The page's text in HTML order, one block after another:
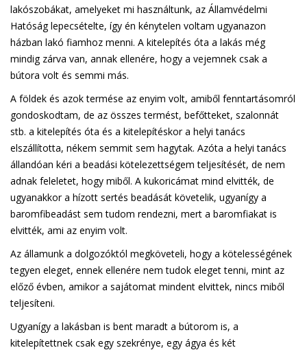
lakószobákat, amelyeket mi használtunk, az Államvédelmi
Hatóság lepecsételte, így én kénytelen voltam ugyanazon
házban lakó fiamhoz menni. A kitelepítés óta a lakás még
mindig zárva van, annak ellenére, hogy a vejemnek csak a
bútora volt és semmi más.
A földek és azok termése az enyim volt, amiből fenntartásomról
gondoskodtam, de az összes termést, befőtteket, szalonnát
stb. a kitelepítés óta és a kitelepítéskor a helyi tanács
elszállította, nékem semmit sem hagytak. Azóta a helyi tanács
állandóan kéri a beadási kötelezettségem teljesítését, de nem
adnak feleletet, hogy miből. A kukoricámat mind elvitték, de
ugyanakkor a hízott sertés beadását követelik, ugyanígy a
baromfibeadást sem tudom rendezni, mert a baromfiakat is
elvitték, ami az enyim volt.
Az államunk a dolgozóktól megköveteli, hogy a kötelességének
tegyen eleget, ennek ellenére nem tudok eleget tenni, mint az
előző évben, amikor a sajátomat mindent elvittek, nincs miből
teljesíteni.
Ugyanígy a lakásban is bent maradt a bútorom is, a
kitelepítettnek csak egy szekrénye, egy ágya és két